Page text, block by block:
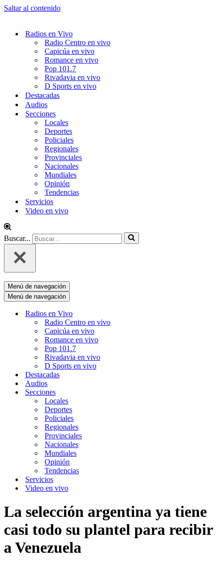
Saltar al contenido
Radios en Vivo
Radio Centro en vivo
Capicúa en vivo
Romance en vivo
Pop 101.7
Rivadavia en vivo
D Sports en vivo
Destacadas
Audios
Secciones
Locales
Deportes
Policiales
Regionales
Provinciales
Nacionales
Mundiales
Opinión
Tendencias
Servicios
Video en vivo
Buscar...
Menú de navegación
Menú de navegación
Radios en Vivo
Radio Centro en vivo
Capicúa en vivo
Romance en vivo
Pop 101.7
Rivadavia en vivo
D Sports en vivo
Destacadas
Audios
Secciones
Locales
Deportes
Policiales
Regionales
Provinciales
Nacionales
Mundiales
Opinión
Tendencias
Servicios
Video en vivo
La selección argentina ya tiene
casi todo su plantel para recibir
a Venezuela